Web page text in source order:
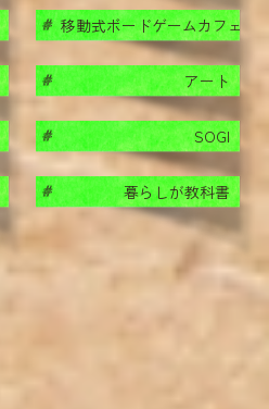
# 移動式ボードゲームカフェ
# アート
# SOGI
# 暮らしが教科書